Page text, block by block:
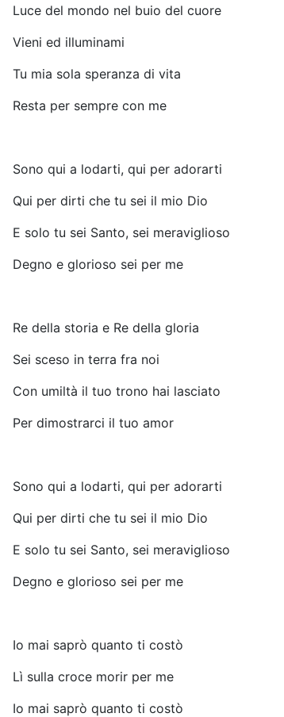
Luce del mondo nel buio del cuore
Vieni ed illuminami
Tu mia sola speranza di vita
Resta per sempre con me
Sono qui a lodarti, qui per adorarti
Qui per dirti che tu sei il mio Dio
E solo tu sei Santo, sei meraviglioso
Degno e glorioso sei per me
Re della storia e Re della gloria
Sei sceso in terra fra noi
Con umiltà il tuo trono hai lasciato
Per dimostrarci il tuo amor
Sono qui a lodarti, qui per adorarti
Qui per dirti che tu sei il mio Dio
E solo tu sei Santo, sei meraviglioso
Degno e glorioso sei per me
Io mai saprò quanto ti costò
Lì sulla croce morir per me
Io mai saprò quanto ti costò